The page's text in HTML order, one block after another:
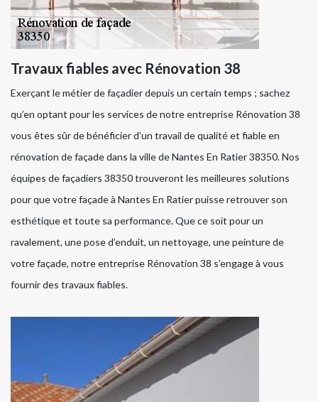
Travaux fiables avec Rénovation 38
Exerçant le métier de façadier depuis un certain temps ; sachez
qu’en optant pour les services de notre entreprise Rénovation 38
vous êtes sûr de bénéficier d’un travail de qualité et fiable en
rénovation de façade dans la ville de Nantes En Ratier 38350. Nos
équipes de façadiers 38350 trouveront les meilleures solutions
pour que votre façade à Nantes En Ratier puisse retrouver son
esthétique et toute sa performance. Que ce soit pour un
ravalement, une pose d’enduit, un nettoyage, une peinture de
votre façade, notre entreprise Rénovation 38 s’engage à vous
fournir des travaux fiables.